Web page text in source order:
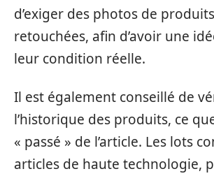
d’exiger des photos de
retouchées, afin d’avoir une
leur condition réelle.
Il est également conseillé de
l’historique des produits, ce
« passé » de l’article. Les lots
articles de haute technologie,